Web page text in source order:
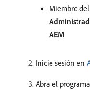
Miembro
AEM
Inicie sesión en
Abra el